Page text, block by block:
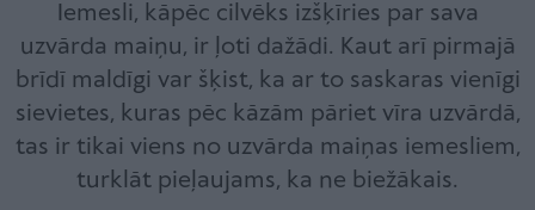
Iemesli, kāpēc cilvēks izšķīries par sava
uzvārda maiņu, ir ļoti dažādi. Kaut arī pirmajā
brīdī maldīgi var šķist, ka ar to saskaras vienīgi
sievietes, kuras pēc kāzām pāriet vīra uzvārdā,
tas ir tikai viens no uzvārda maiņas iemesliem,
turklāt pieļaujams, ka ne biežākais.